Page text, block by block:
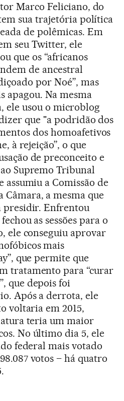
Marco Feliciano, do
sua trajetória política
de polêmicas. Em
seu Twitter, ele
que os “africanos
de ancestral
por Noé”, mas
apagou. Na mesma
ele usou o microblog
que "a podridão dos
dos homoafetivos
à rejeição”, o que
de preconceito e
Supremo Tribunal
assumiu a Comissão de
a mesma que
presidir. Enfrentou
as sessões para o
ele conseguiu aprovar
mais
que permite que
tratamento para “curar
que depois foi
Após a derrota, ele
voltaria em 2015,
teria um maior
No último dia 5, ele
federal mais votado
votos – há quatro